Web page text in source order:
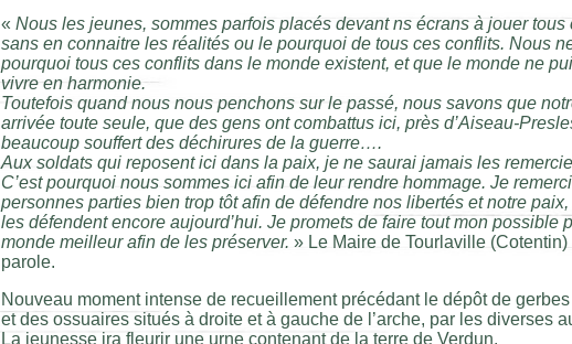
« Nous les jeunes, sommes parfois placés devant ns écrans à jouer tous
sans en connaitre les réalités ou le pourquoi de tous ces conflits. Nous
pourquoi tous ces conflits dans le monde existent, et que le monde ne
vivre en harmonie.
Toutefois quand nous nous penchons sur le passé, nous savons que
arrivée toute seule, que des gens ont combattus ici, près d’Aiseau-
beaucoup souffert des déchirures de la guerre….
Aux soldats qui reposent ici dans la paix, je ne saurai jamais les
C’est pourquoi nous sommes ici afin de leur rendre hommage. Je
personnes parties bien trop tôt afin de défendre nos libertés et notre
les défendent encore aujourd’hui. Je promets de faire tout mon possible
monde meilleur afin de les préserver. » Le Maire de Tourlaville
parole.
Nouveau moment intense de recueillement précédant le dépôt de gerbes
et des ossuaires situés à droite et à gauche de l’arche, par les diverses
La jeunesse ira fleurir une urne contenant de la terre de Verdun.